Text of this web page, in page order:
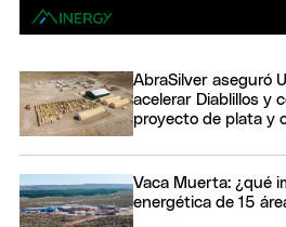
AbraSilver aseguró
acelerar Diablillos y
proyecto de plata y
Vaca Muerta: ¿qué
energética de 15